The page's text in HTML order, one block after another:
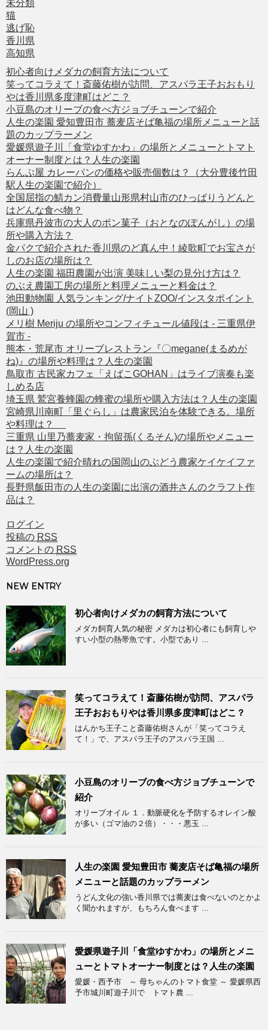
未分類
猫
逃げ恥
香川県
高知県
初心者向けメダカの飼育方法について
笑ってコラえて！斎藤佑樹が訪問、アスパラ王子おおもり
やは香川県多度津町はどこ？
小豆島のオリーブの食べ方ジョブチューンで紹介
人生の楽園 愛知豊田市 蕎麦店そば亀福の場所メニューと話
題のカップラーメン
愛媛県遊子川「食堂ゆすかわ」の場所とメニューとトマト
オーナー制度とは？人生の楽園
らんぷ屋 カレーパンの価格や販売個数は？（大分豊後竹田
駅人生の楽園で紹介）
全国屈指の鯖カン消費量山形県村山市のひっぱりうどんと
はどんな食べ物？
兵庫県丹波市の大人のポン菓子（おとなのぽんがし）の場
所や購入方法？
金パクで紹介された香川県のど真ん中！綾歌町でお宝さが
しのお店の場所は？
人生の楽園 福田農園が出演 美味しい梨の見分け方は？
のぶえ農園工房の場所と料理メニューと料金は？
池田動物園 人気ランキング/ナイトZOO/インスタポイント
(岡山 )
メリ樹 Meriju の場所やコンフィチュール値段は - 三重県伊
賀市 -
熊本・荒尾市 オリーブレストラン『〇megane(まるめが
ね)』の場所や料理は？人生の楽園
鳥取市 古民家カフェ「えばこGOHAN」はライブ演奏も楽
しめる店
埼玉県 鷲宮養蜂園の蜂蜜の場所や購入方法は？人生の楽園
宮崎県川南町「里ぐらし」は農家民泊を体験できる。場所
や料理は？
三重県 山里乃蕎麦家・拘留孫(くるそん)の場所やメニュー
は？人生の楽園
人生の楽園で紹介晴れの国岡山のぶどう農家ケイケイファ
ームの場所は？
長野県飯田市の人生の楽園に出演の酒井さんのクラフト作
品は？
ログイン
投稿の RSS
コメントの RSS
WordPress.org
NEW ENTRY
初心者向けメダカの飼育方法について
メダカ飼育人気の秘密 メダカは初心者にも飼育しや
すい小型の熱帯魚です。小型であり ...
笑ってコラえて！斎藤佑樹が訪問、アスパラ
王子おおもりやは香川県多度津町はどこ？
はんかち王子こと斎藤佑樹さんが「笑ってコラえ
て！」で、アスパラ王子のアスパラ王国 ...
小豆島のオリーブの食べ方ジョブチューンで
紹介
オリーブオイル １．動脈硬化を予防するオレイン酸
が多い（ゴマ油の２倍）・・・悪玉 ...
人生の楽園 愛知豊田市 蕎麦店そば亀福の場所
メニューと話題のカップラーメン
うどん文化の強い香川県では蕎麦は食べないのとかよ
く聞かれますが、もちろん食べます ...
愛媛県遊子川「食堂ゆすかわ」の場所とメニ
ューとトマトオーナー制度とは？人生の楽園
愛媛・西予市 ～ 母ちゃんのトマト食堂 ～ 愛媛県西
予市城川町遊子川で トマト農 ...